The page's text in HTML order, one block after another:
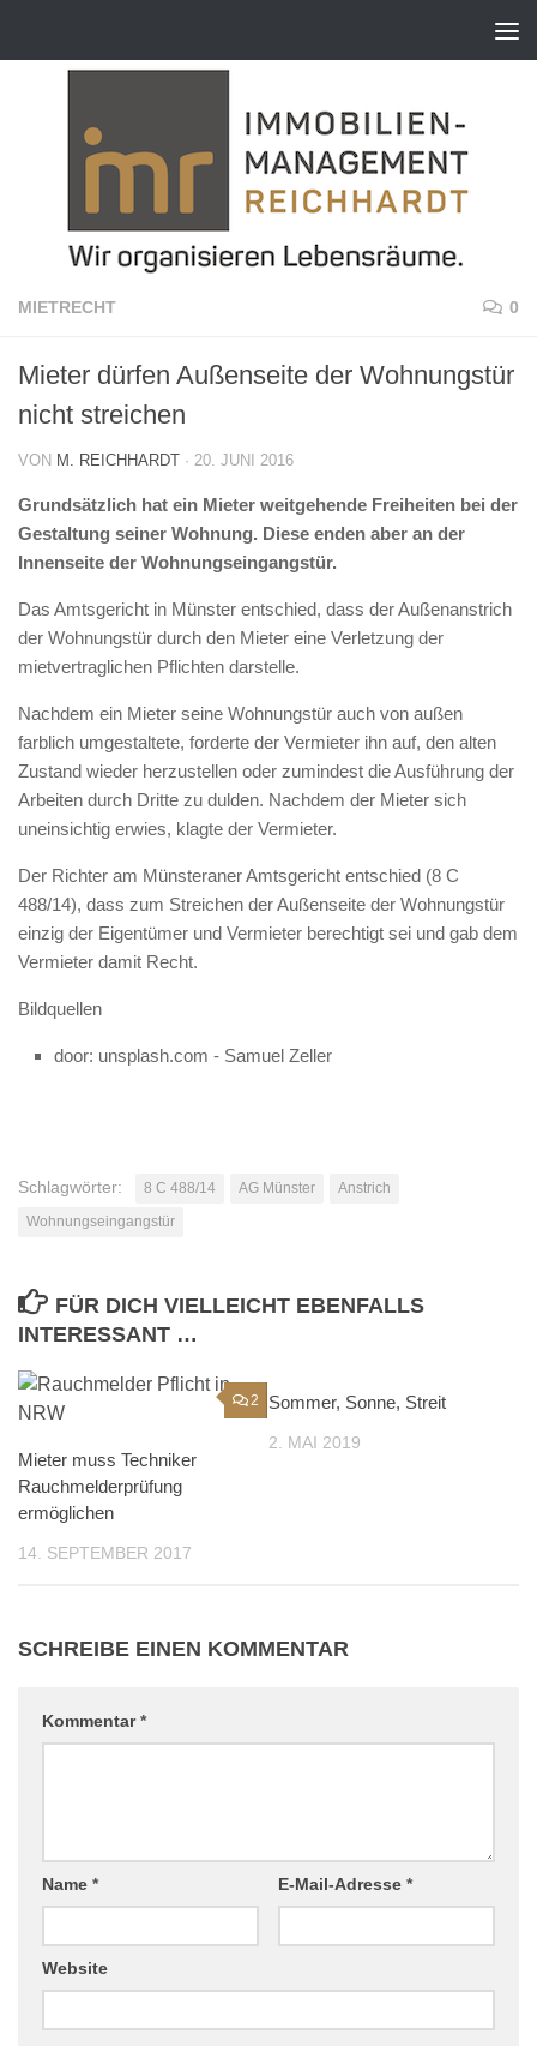
MIETRECHT 0
Mieter dürfen Außenseite der Wohnungstür
nicht streichen
VON M. REICHHARDT · 20. JUNI 2016
Grundsätzlich hat ein Mieter weitgehende Freiheiten bei der
Gestaltung seiner Wohnung. Diese enden aber an der
Innenseite der Wohnungseingangstür.
Das Amtsgericht in Münster entschied, dass der Außenanstrich
der Wohnungstür durch den Mieter eine Verletzung der
mietvertraglichen Pflichten darstelle.
Nachdem ein Mieter seine Wohnungstür auch von außen
farblich umgestaltete, forderte der Vermieter ihn auf, den alten
Zustand wieder herzustellen oder zumindest die Ausführung der
Arbeiten durch Dritte zu dulden. Nachdem der Mieter sich
uneinsichtig erwies, klagte der Vermieter.
Der Richter am Münsteraner Amtsgericht entschied (8 C
488/14), dass zum Streichen der Außenseite der Wohnungstür
einzig der Eigentümer und Vermieter berechtigt sei und gab dem
Vermieter damit Recht.
Bildquellen
door: unsplash.com - Samuel Zeller
Schlagwörter: 8 C 488/14 AG Münster
Anstrich
Wohnungseingangstür
FÜR DICH VIELLEICHT EBENFALLS
INTERESSANT …
2
Mieter muss Techniker
Rauchmelderprüfung
ermöglichen
14. SEPTEMBER 2017
Sommer, Sonne, Streit
2. MAI 2019
SCHREIBE EINEN KOMMENTAR
Kommentar*
Name * E-Mail-Adresse *
Website